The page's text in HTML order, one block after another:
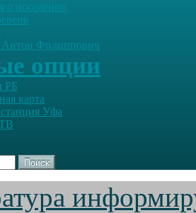
о поселении
Антон Филиппович
опции
РБ
карта
Уфа
Поиск